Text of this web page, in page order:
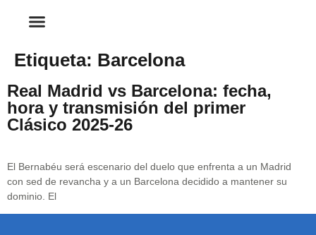
Etiqueta: Barcelona
Real Madrid vs Barcelona: fecha,
hora y transmisión del primer
Clásico 2025-26
El Bernabéu será escenario del duelo que enfrenta a un Madrid
con sed de revancha y a un Barcelona decidido a mantener su
dominio. El